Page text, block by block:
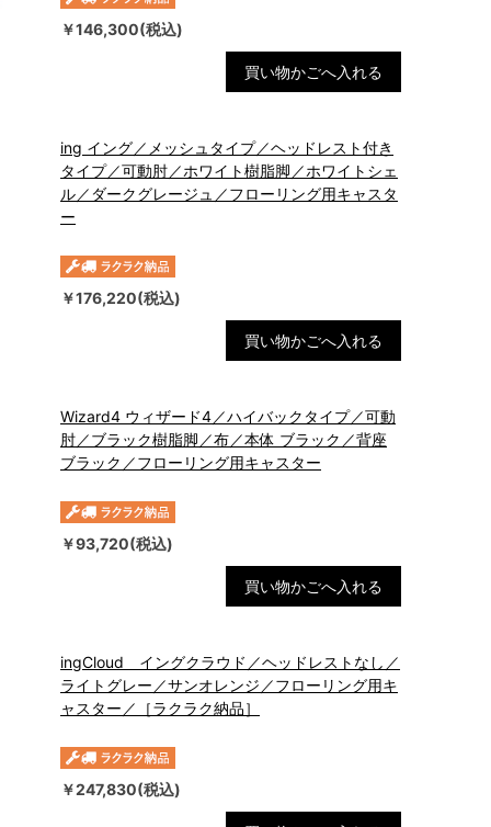
￥146,300(税込)
買い物かごへ入れる
ing イング／メッシュタイプ／ヘッドレスト付き
タイプ／可動肘／ホワイト樹脂脚／ホワイトシェ
ル／ダークグレージュ／フローリング用キャスタ
ー
￥176,220(税込)
買い物かごへ入れる
Wizard4 ウィザード4／ハイバックタイプ／可動
肘／ブラック樹脂脚／布／本体 ブラック／背座
ブラック／フローリング用キャスター
￥93,720(税込)
買い物かごへ入れる
ingCloud イングクラウド／ヘッドレストなし／
ライトグレー／サンオレンジ／フローリング用キ
ャスター／［ラクラク納品］
￥247,830(税込)